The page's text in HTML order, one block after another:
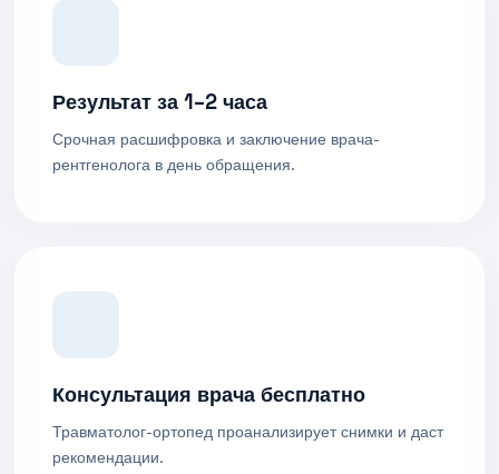
Результат за 1–2 часа
Срочная расшифровка и заключение врача-
рентгенолога в день обращения.
Консультация врача бесплатно
Травматолог-ортопед проанализирует снимки и даст
рекомендации.